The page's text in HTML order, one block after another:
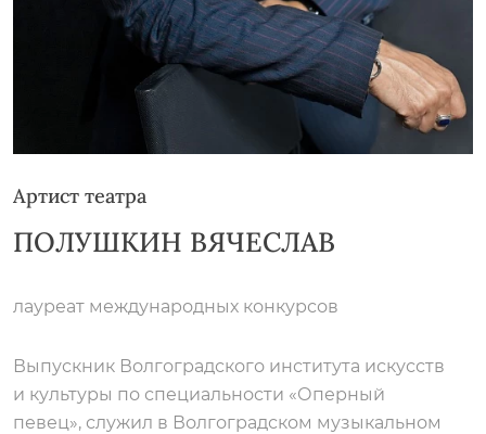
Артист театра
ПОЛУШКИН ВЯЧЕСЛАВ
лауреат международных конкурсов
Выпускник Волгоградского института искусств
и культуры по специальности «Оперный
певец», служил в Волгоградском музыкальном